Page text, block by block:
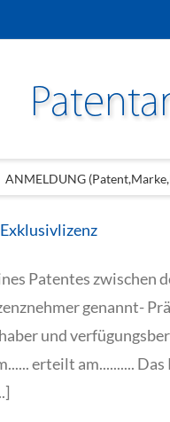
ANMELDUNG
Patentes zwischen
genannt-
und
erteilt am..........